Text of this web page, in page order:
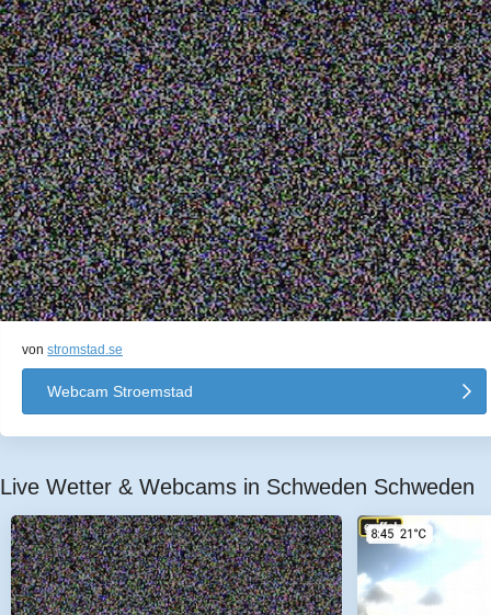
vonstromstad.se
Webcam Stroemstad
Live Wetter & Webcams in Schweden Schweden